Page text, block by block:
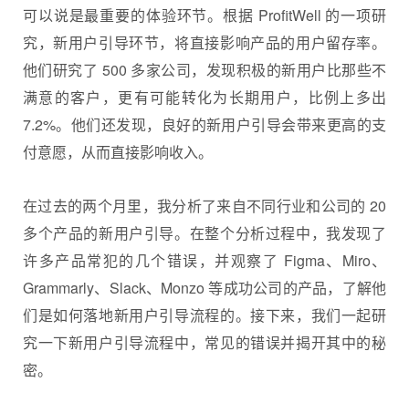
可以说是最重要的体验环节。根据 ProfitWell 的一项研
究，新用户引导环节，将直接影响产品的用户留存率。
他们研究了 500 多家公司，发现积极的新用户比那些不
满意的客户，更有可能转化为长期用户，比例上多出
7.2%。他们还发现，良好的新用户引导会带来更高的支
付意愿，从而直接影响收入。
在过去的两个月里，我分析了来自不同行业和公司的 20
多个产品的新用户引导。在整个分析过程中，我发现了
许多产品常犯的几个错误，并观察了 Figma、Miro、
Grammarly、Slack、Monzo 等成功公司的产品，了解他
们是如何落地新用户引导流程的。接下来，我们一起研
究一下新用户引导流程中，常见的错误并揭开其中的秘
密。